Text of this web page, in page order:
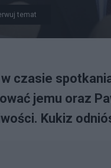
temat
czasie
jemu oraz
Kukiz